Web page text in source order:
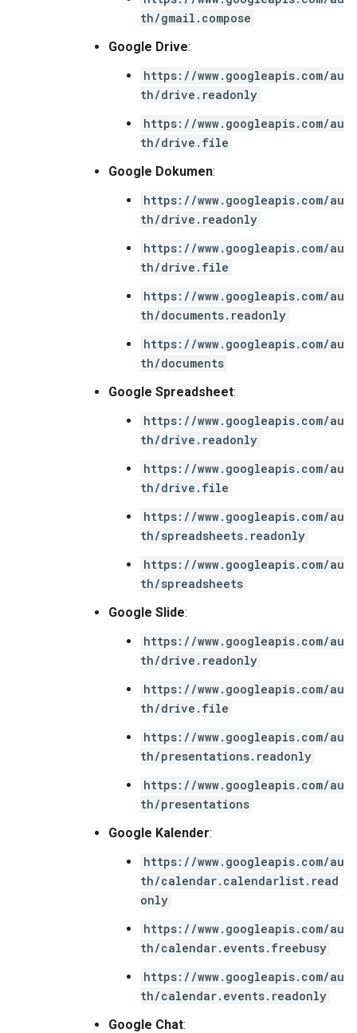
th/gmail.compose
Google Drive:
https://www.googleapis.com/au
th/drive.readonly
https://www.googleapis.com/au
th/drive.file
Google Dokumen:
https://www.googleapis.com/au
th/drive.readonly
https://www.googleapis.com/au
th/drive.file
https://www.googleapis.com/au
th/documents.readonly
https://www.googleapis.com/au
th/documents
Google Spreadsheet:
https://www.googleapis.com/au
th/drive.readonly
https://www.googleapis.com/au
th/drive.file
https://www.googleapis.com/au
th/spreadsheets.readonly
https://www.googleapis.com/au
th/spreadsheets
Google Slide:
https://www.googleapis.com/au
th/drive.readonly
https://www.googleapis.com/au
th/drive.file
https://www.googleapis.com/au
th/presentations.readonly
https://www.googleapis.com/au
th/presentations
Google Kalender:
https://www.googleapis.com/au
th/calendar.calendarlist.read
only
https://www.googleapis.com/au
th/calendar.events.freebusy
https://www.googleapis.com/au
th/calendar.events.readonly
Google Chat: